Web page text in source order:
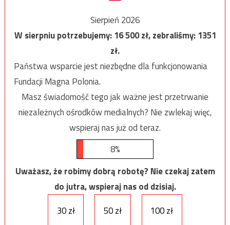
Sierpień 2026
W sierpniu potrzebujemy:16 500zł, zebraliśmy:1351
zł.
Państwa wsparcie jest niezbędne dla funkcjonowania
Fundacji Magna Polonia.
Masz świadomość tego jak ważne jest przetrwanie
niezależnych ośrodków medialnych? Nie zwlekaj więc,
wspieraj nas już od teraz.
8%
Uważasz, że robimy dobrą robotę? Nie czekaj zatem
do jutra, wspieraj nas od dzisiaj.
30 zł
50 zł 100 zł